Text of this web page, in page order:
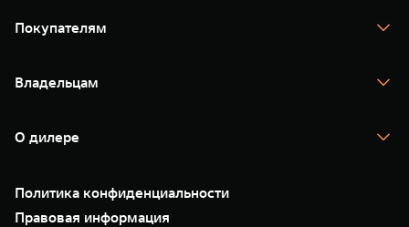
TANK 400
TANK 500
Покупателям
Тест-драйв
TANK Финансы
Корпоративным клиентам
Зарядные станции
Владельцам
Помощь на дороге
Новые цифровые сервисы TANK
Сервис
Нулевое ТО
Моторные масла
О дилере
35 лет GWM
GWM ТЕХ ДЕНЬ
Новости
Политика конфиденциальности
Правовая информация